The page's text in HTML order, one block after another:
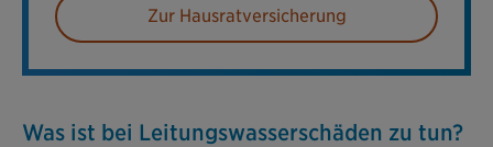
Zur Hausratversicherung
Was ist bei Leitungswasserschäden zu tun?